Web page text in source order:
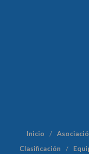
Inicio
Clasificación